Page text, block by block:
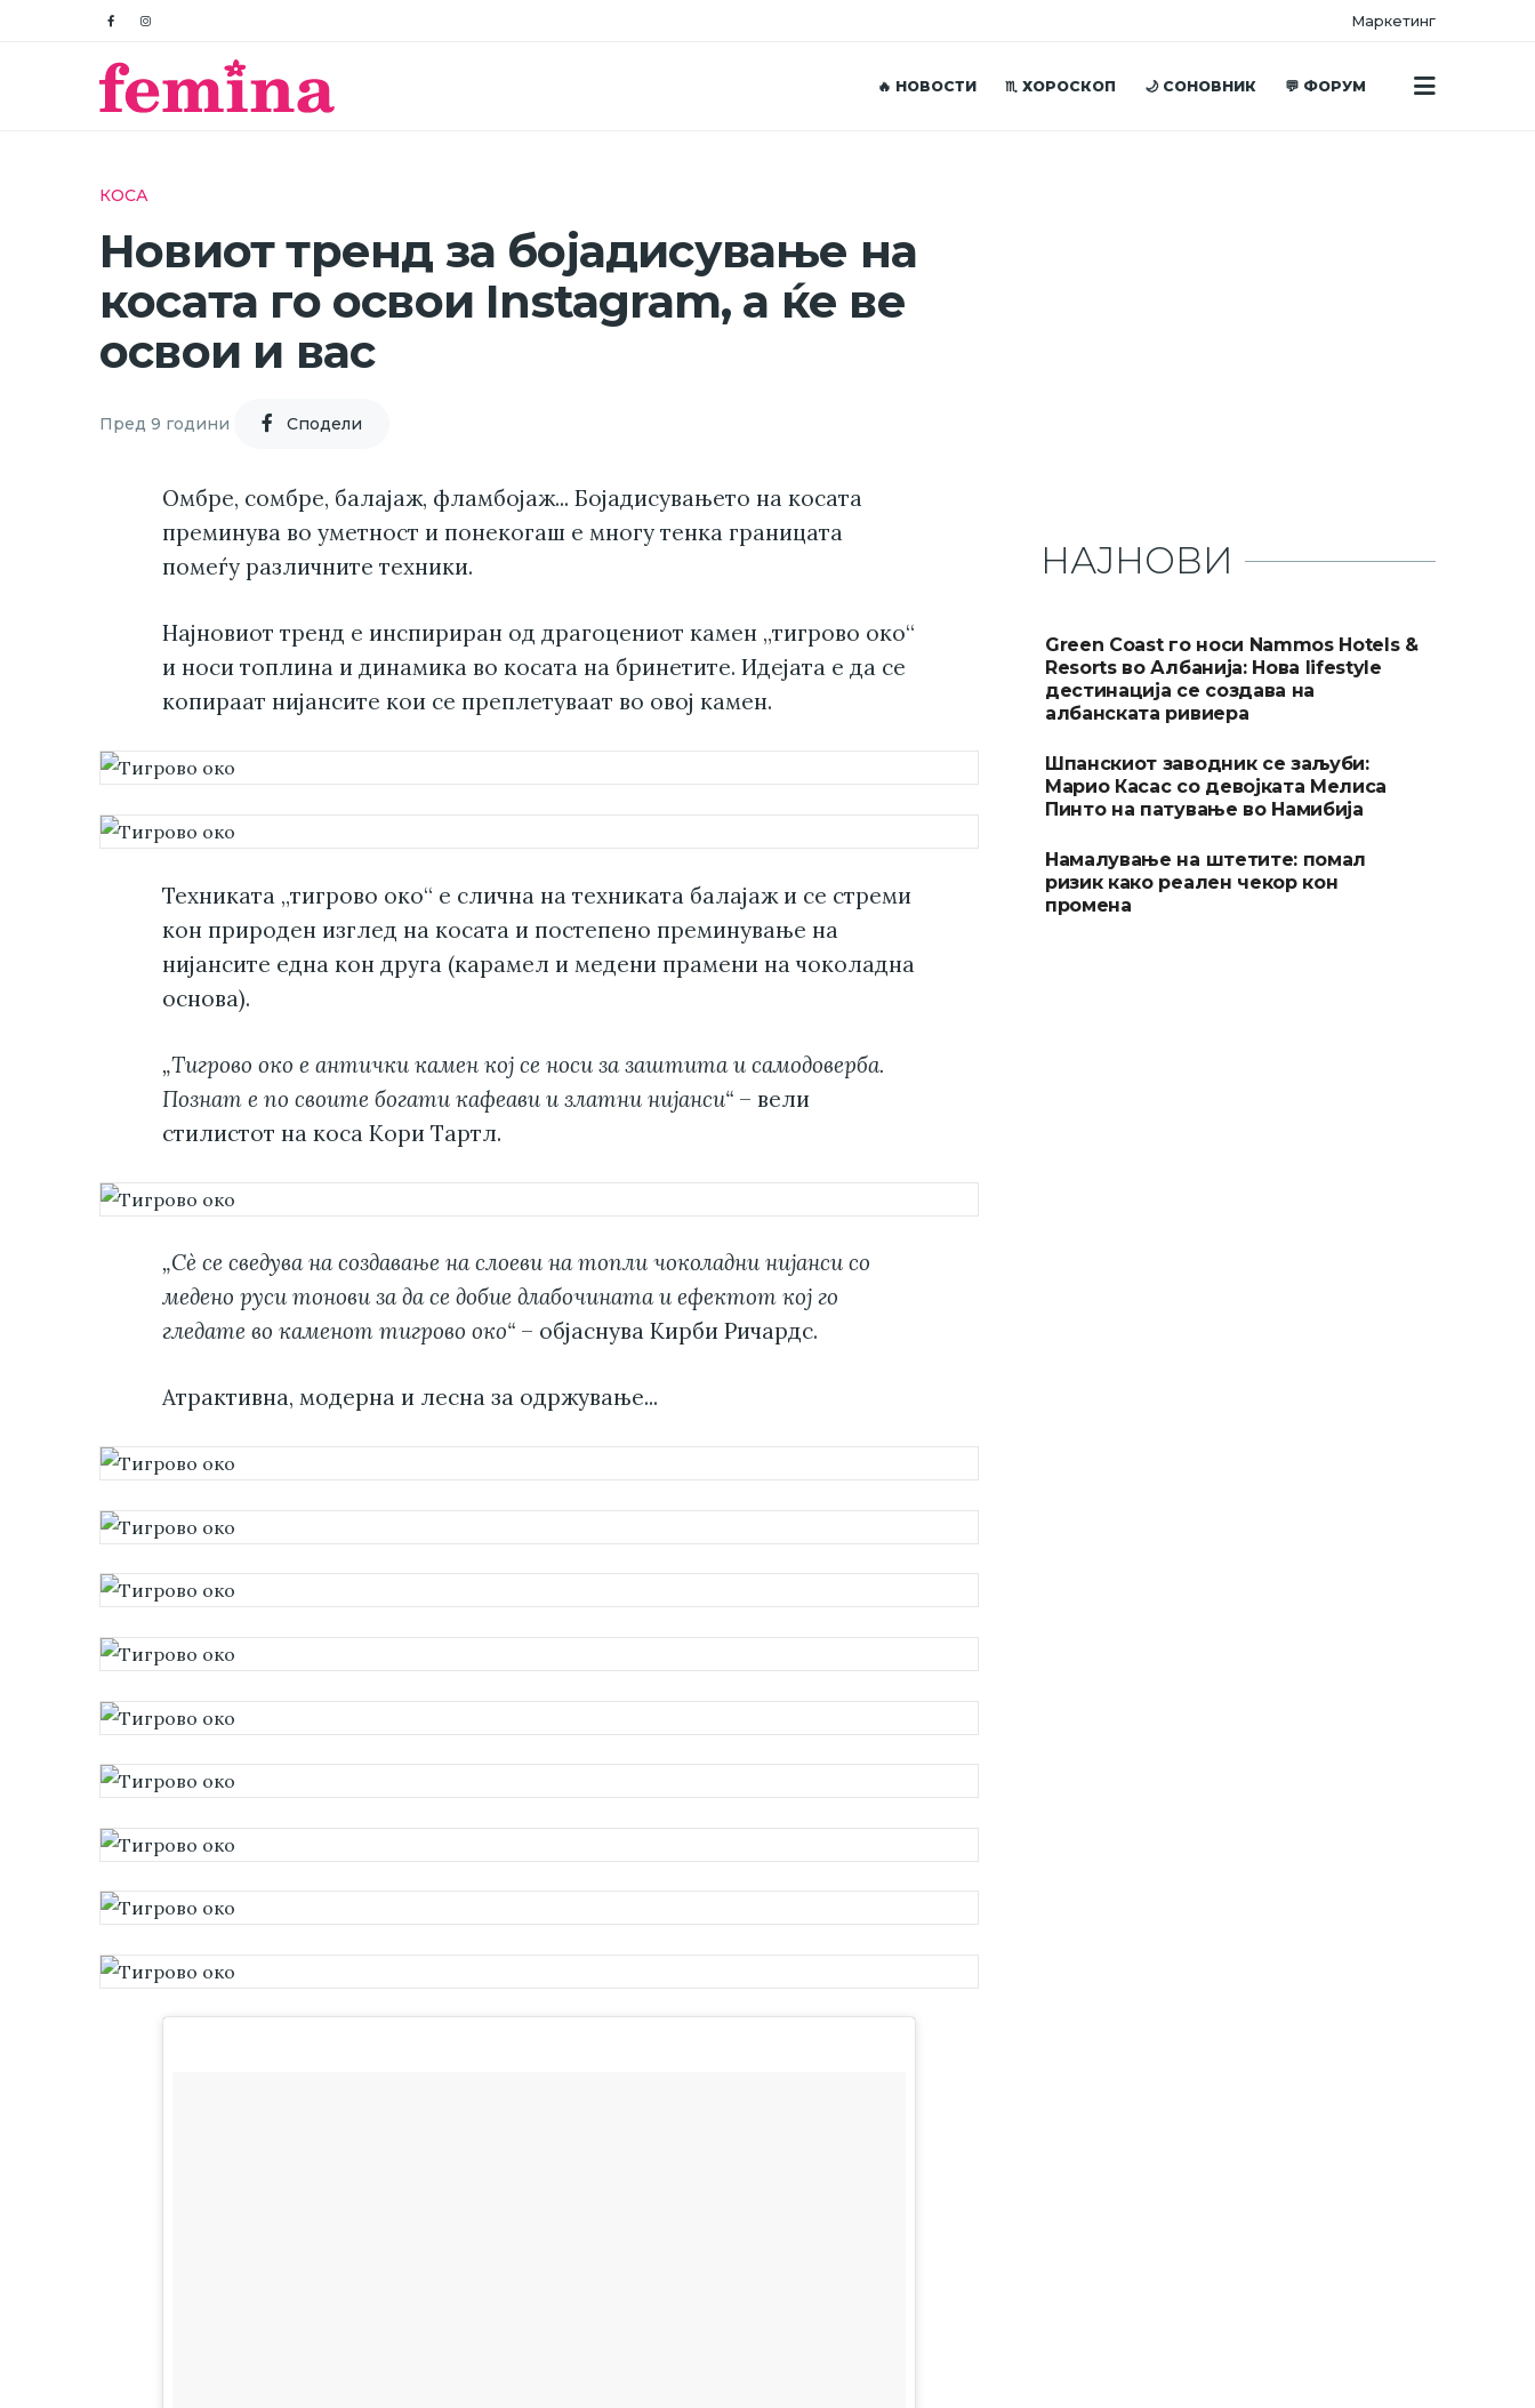
Маркетинг
🔥 НОВОСТИ ♏ ХОРОСКОП 🌙 СОНОВНИК 💬 ФОРУМ
КОСА
Новиот тренд за бојадисување на
косата го освои Instagram, а ќе ве
освои и вас
Пред 9 години Cподели
Омбре, сомбре, балајаж, фламбојаж... Бојадисувањето на косата
преминува во уметност и понекогаш е многу тенка границата
помеѓу различните техники.
Најновиот тренд е инспириран од драгоцениот камен „тигрово око“
и носи топлина и динамика во косата на бринетите. Идејата е да се
копираат нијансите кои се преплетуваат во овој камен.
Техниката „тигрово око“ е слична на техниката балајаж и се стреми
кон природен изглед на косата и постепено преминување на
нијансите една кон друга (карамел и медени прамени на чоколадна
основа).
„Тигрово око е антички камен кој се носи за заштита и самодоверба.
Познат е по своите богати кафеави и златни нијанси“ – вели
стилистот на коса Кори Тартл.
„Сè се сведува на создавање на слоеви на топли чоколадни нијанси со
медено руси тонови за да се добие длабочината и ефектот кој го
гледате во каменот тигрово око“ – објаснува Кирби Ричардс.
Атрактивна, модерна и лесна за одржување...
НАЈНОВИ
Green Coast го носи Nammos Hotels &
Resorts во Албанија: Нова lifestyle
дестинација се создава на
албанската ривиера
Шпанскиот заводник се заљуби:
Марио Касас со девојката Мелиса
Пинто на патување во Намибија
Намалување на штетите: помал
ризик како реален чекор кон
промена